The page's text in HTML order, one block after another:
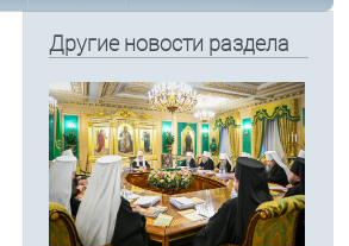
Другие новости раздела